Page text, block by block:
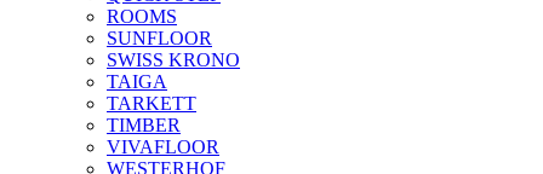
ROOMS
SUNFLOOR
SWISS KRONO
TAIGA
TARKETT
TIMBER
VIVAFLOOR
WESTERHOF